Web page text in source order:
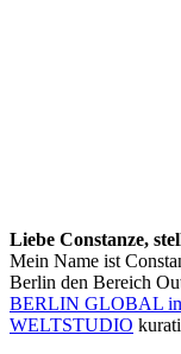
Liebe Constanze,
Mein Name ist
Berlin den Bereich
BERLIN GLOBAL
WELTSTUDIO